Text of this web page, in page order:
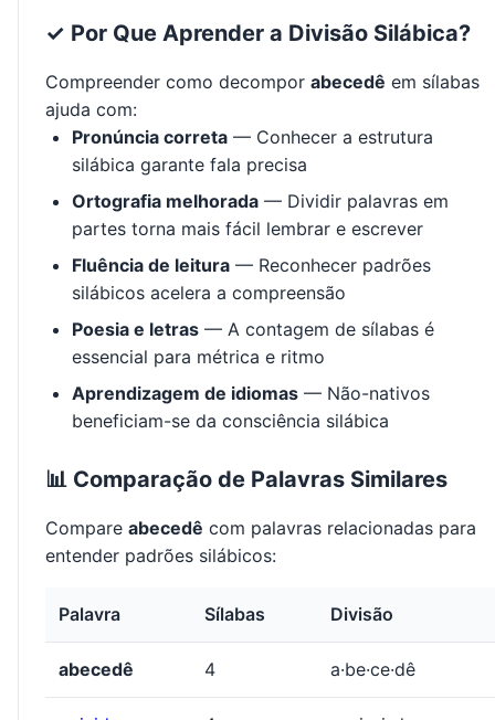
✓ Por Que Aprender a Divisão Silábica?
Compreender como decompor abecedê em sílabas
ajuda com:
Pronúncia correta — Conhecer a estrutura
silábica garante fala precisa
Ortografia melhorada — Dividir palavras em
partes torna mais fácil lembrar e escrever
Fluência de leitura — Reconhecer padrões
silábicos acelera a compreensão
Poesia e letras — A contagem de sílabas é
essencial para métrica e ritmo
Aprendizagem de idiomas — Não-nativos
beneficiam-se da consciência silábica
📊 Comparação de Palavras Similares
Compare abecedê com palavras relacionadas para
entender padrões silábicos:
Palavra Sílabas Divisão
abecedê 4 a·be·ce·dê